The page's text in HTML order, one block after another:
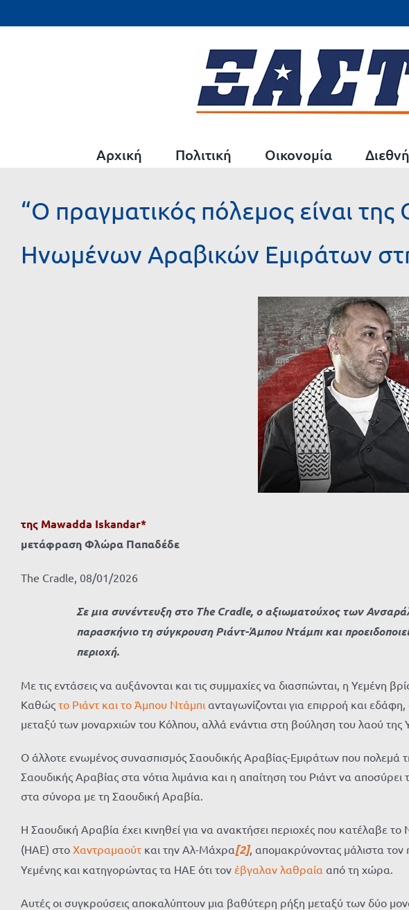
στο
Αρχική Πολιτική Οικονομία Διεθνή
“Ο πραγματικός πόλεμος είναι
Ηνωμένων Αραβικών Εμιράτων
της Mawadda Iskandar*
μετάφραση Φλώρα Παπαδέδε
The Cradle, 08/01/2026
Σε μια συνέντευξη στο The Cradle, ο αξιωματούχος των
παρασκήνιο τη σύγκρουση Ριάντ-Άμπου Ντάμπι και
περιοχή.
Με τις εντάσεις να αυξάνονται και τις συμμαχίες να διασπώνται, η Υεμένη
Καθώς το Ριάντ και το Άμπου Ντάμπι ανταγωνίζονται για επιρροή και
μεταξύ των μοναρχιών του Κόλπου, αλλά ενάντια στη βούληση του λαού
Ο άλλοτε ενωμένος συνασπισμός Σαουδικής Αραβίας-Εμιράτων που πολεμά
Σαουδικής Αραβίας στα νότια λιμάνια και η απαίτηση του Ριάντ να
στα σύνορα με τη Σαουδική Αραβία.
Η Σαουδική Αραβία έχει κινηθεί για να ανακτήσει περιοχές που κατέλαβε
(ΗΑΕ) στο Χαντραμαούτ και την Αλ-Μάχρα[2], απομακρύνοντας μάλιστα
Υεμένης και κατηγορώντας τα ΗΑΕ ότι τον έβγαλαν λαθραία από τη χώρα.
Αυτές οι συγκρούσεις αποκαλύπτουν μια βαθύτερη ρήξη μεταξύ των δύο